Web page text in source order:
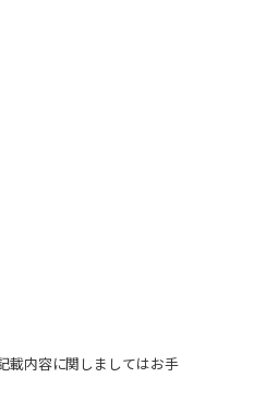
載内容に関しましてはお手